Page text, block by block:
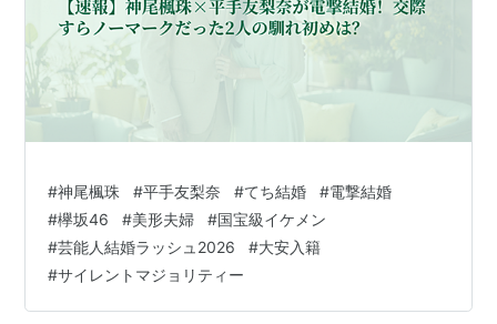
#神尾楓珠 #平手友梨奈 #てち結婚 #電撃結婚
#欅坂46 #美形夫婦 #国宝級イケメン
#芸能人結婚ラッシュ2026 #大安入籍
#サイレントマジョリティー